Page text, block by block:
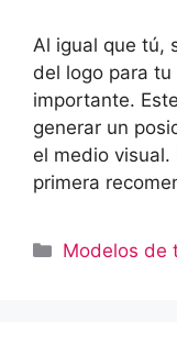
Al igual que tú,
del logo para
importante.
generar un
el medio visual.
primera
Categorías
Modelos de